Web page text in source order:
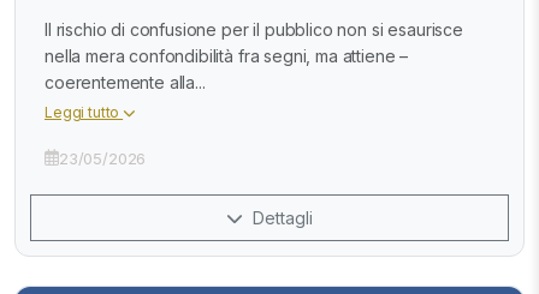
Il rischio di confusione per il pubblico non si esaurisce
nella mera confondibilità fra segni, ma attiene –
coerentemente alla...
Leggi tutto
23/05/2026
Dettagli